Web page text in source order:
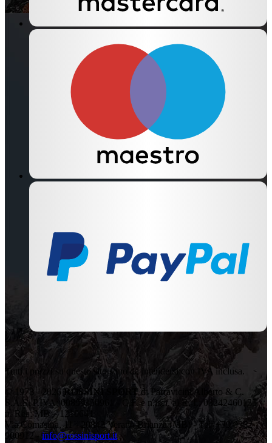
Tutti i prezzi su questo sito sono da intendersi con IVA inclusa.
© 1978 - 2026ROSSINI SPORT di Parravicini Alberto & C.
S.A.S. P.IVA: 00899350961 - C.F. e n.iscr. al R. I.: 08242460155 -
n. Rea: MB – 1210641
Via Comasina, 11 - 20843 Verano Brianza (MB) - Tel: +39 0362
900912 - info@rossinisport.it